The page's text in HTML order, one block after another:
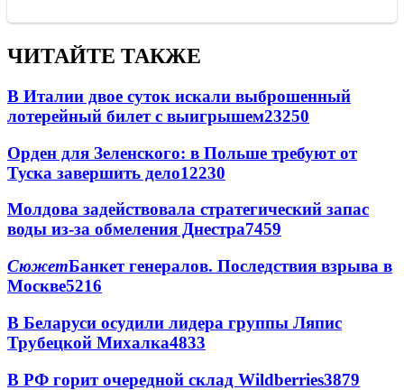
ЧИТАЙТЕ ТАКЖЕ
В Италии двое суток искали выброшенный
лотерейный билет с выигрышем23250
Орден для Зеленского: в Польше требуют от
Туска завершить дело12230
Молдова задействовала стратегический запас
воды из-за обмеления Днестра7459
СюжетБанкет генералов. Последствия взрыва в
Москве5216
В Беларуси осудили лидера группы Ляпис
Трубецкой Михалка4833
В РФ горит очередной склад Wildberries3879